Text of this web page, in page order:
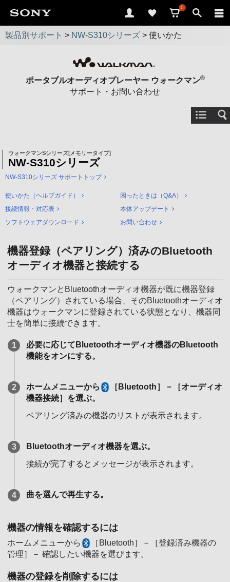
0
製品別サポート > NW-S310シリーズ > 使いかた
ポータブルオーディオプレーヤー ウォークマン®
サポート・お問い合わせ
ウォークマンSシリーズ[メモリータイプ]
NW-S310シリーズ
NW-S310シリーズ サポートトップ
使いかた（ヘルプガイド）
困ったときは（Q&A）
接続情報・対応表
本体アップデート
ソフトウェアダウンロード
お問い合わせ
機器登録（ペアリング）済みのBluetooth
オーディオ機器と接続する
ウォークマンとBluetoothオーディオ機器が既に機器登録
（ペアリング）されている場合、そのBluetoothオーディオ
機器はウォークマンに登録されている状態となり、機器同
士を簡単に接続できます。
必要に応じてBluetoothオーディオ機器のBluetooth
機能をオンにする。
ホームメニューから
［Bluetooth］－［オーディオ
機器接続］を選ぶ。
ペアリング済みの機器のリストが表示されます。
Bluetoothオーディオ機器を選ぶ。
接続が完了するとメッセージが表示されます。
曲を選んで再生する。
機器の情報を確認するには
ホームメニューから
［Bluetooth］－［登録済み機器の
管理］－ 確認したい機器を選びます。
機器の登録を削除するには